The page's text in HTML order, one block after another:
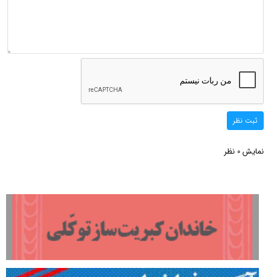
ثبت نظر
نمایش 0 نظر